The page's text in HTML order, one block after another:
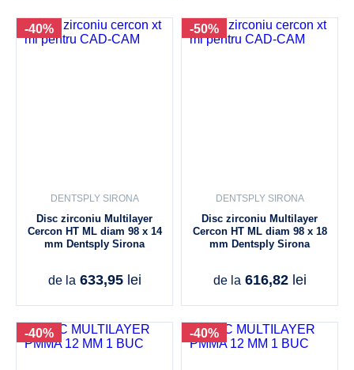
-40%
DENTSPLY SIRONA
Disc zirconiu Multilayer
Cercon HT ML diam 98 x 14
mm Dentsply Sirona
de la 633,95 lei
-50%
DENTSPLY SIRONA
Disc zirconiu Multilayer
Cercon HT ML diam 98 x 18
mm Dentsply Sirona
de la 616,82 lei
-40% -40%